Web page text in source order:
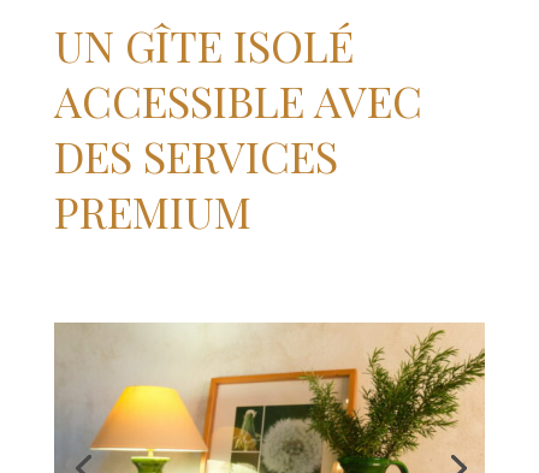
UN GÎTE ISOLÉ
ACCESSIBLE AVEC
DES SERVICES
PREMIUM